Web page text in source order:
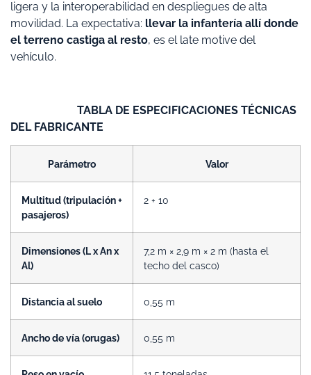
ligera y la interoperabilidad en despliegues de alta
movilidad. La expectativa: llevar la infantería allí donde
el terreno castiga al resto, es el late motive del
vehículo.
TABLA DE ESPECIFICACIONES TÉCNICAS
DEL FABRICANTE
Parámetro Valor
Multitud (tripulación +
pasajeros)
2 + 10
Dimensiones (L x An x
Al)
7,2 m × 2,9 m × 2 m (hasta el
techo del casco)
Distancia al suelo 0,55 m
Ancho de vía (orugas) 0,55 m